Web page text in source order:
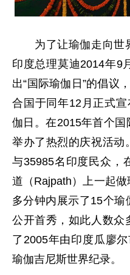
为了让瑜伽走向世界
印度总理莫迪2014年9
出“国际瑜伽日”的倡议
合国于同年12月正式
伽日。在2015年首个
举办了热烈的庆祝活动
与35985名印度民众，
道（Rajpath）上一起
多分钟内展示了15个
公开首秀，如此人数众
了2005年由印度瓜廖
瑜伽吉尼斯世界纪录。